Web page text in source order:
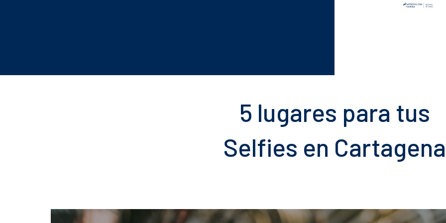
5 lugares para tus
Selfies en Cartagena